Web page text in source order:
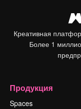
Креативная
Более 1
Продукция
Spaces